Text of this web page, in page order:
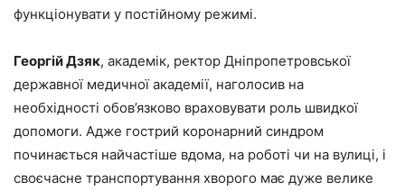
функціонувати у постійному режимі.
Георгій Дзяк, академік, ректор Дніпропетровської
державної медичної академії, наголосив на
необхідності обов’язково враховувати роль швидкої
допомоги. Адже гострий коронарний синд­ром
починається найчастіше вдома, на роботі чи на вулиці, і
своєчасне транспортування хворого має дуже велике